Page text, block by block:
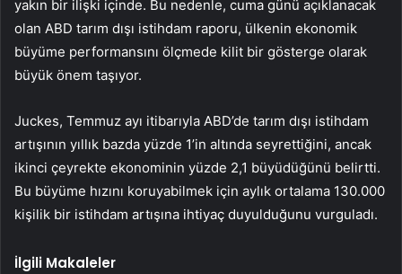
yakın bir ilişki içinde. Bu nedenle, cuma günü açıklanacak
olan ABD tarım dışı istihdam raporu, ülkenin ekonomik
büyüme performansını ölçmede kilit bir gösterge olarak
büyük önem taşıyor.
Juckes, Temmuz ayı itibarıyla ABD’de tarım dışı istihdam
artışının yıllık bazda yüzde 1’in altında seyrettiğini, ancak
ikinci çeyrekte ekonominin yüzde 2,1 büyüdüğünü belirtti.
Bu büyüme hızını koruyabilmek için aylık ortalama 130.000
kişilik bir istihdam artışına ihtiyaç duyulduğunu vurguladı.
İlgili Makaleler